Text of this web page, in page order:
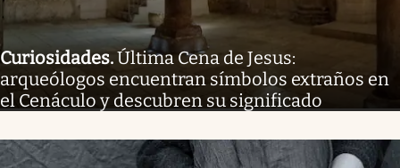
Curiosidades.Última Cena de Jesus:
arqueólogos encuentran símbolos extraños en
el Cenáculo y descubren su significado